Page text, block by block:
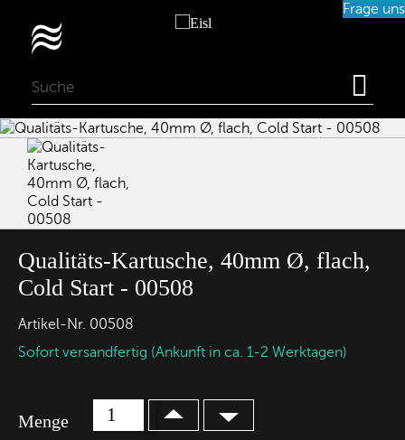
Frage uns

Qualitäts-Kartusche, 40mm Ø, flach,
Cold Start - 00508
Artikel-Nr. 00508
Sofort versandfertig (Ankunft in ca. 1-2 Werktagen)
Menge